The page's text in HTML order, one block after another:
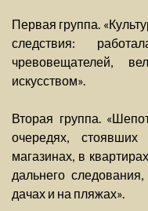
Первая группа.
следствия:
чревовещателей,
искусством».
Вторая группа.
очередях,
магазинах, в
дальнего
дачах и на пляжах».